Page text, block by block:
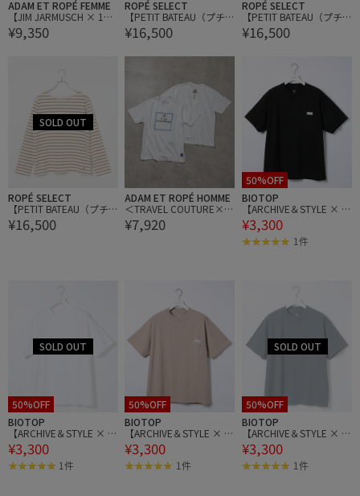
ADAM ET ROPÉ FEMME
【JIM JARMUSCH × 10
C】MOVIE TITLE LONG S
LEEVE T-SHIRT
¥9,350
ROPÉ SELECT
【PETIT BATEAU（プチ
バトー）】ボーダーカッ
トソー
¥16,500
ROPÉ SELECT
【PETIT BATEAU（プチ
バトー）】ボーダーカッ
トソー
¥16,500
ROPÉ SELECT
【PETIT BATEAU（プチ
バトー）】ボーダーカッ
トソー
¥16,500
ADAM ET ROPÉ HOMME
＜TRAVEL COUTURE×A
NAオリジナル＞ショート
スリーブシャツ
¥7,920
50%OFF
BIOTOP
【ARCHIVE＆STYLE × BI
OTOP】POCKET Tsh
¥3,300
1件
50%OFF
BIOTOP
【ARCHIVE＆STYLE × BI
OTOP】POCKET Tsh
¥3,300
1件
50%OFF
BIOTOP
【ARCHIVE＆STYLE × BI
OTOP】POCKET Tsh
¥3,300
1件
50%OFF
BIOTOP
【ARCHIVE＆STYLE × BI
OTOP】POCKET Tsh
¥3,300
1件